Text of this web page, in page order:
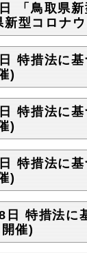
「鳥取県
型コロナ
特措法に
)
特措法に
)
特措法に
)
日 特措法に
催)